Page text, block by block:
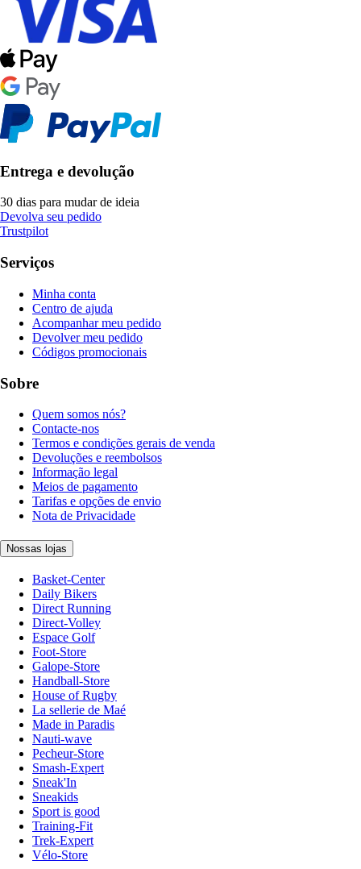
Entrega e devolução
30 dias para mudar de ideia
Devolva seu pedido
Trustpilot
Serviços
Minha conta
Centro de ajuda
Acompanhar meu pedido
Devolver meu pedido
Códigos promocionais
Sobre
Quem somos nós?
Contacte-nos
Termos e condições gerais de venda
Devoluções e reembolsos
Informação legal
Meios de pagamento
Tarifas e opções de envio
Nota de Privacidade
Nossas lojas
Basket-Center
Daily Bikers
Direct Running
Direct-Volley
Espace Golf
Foot-Store
Galope-Store
Handball-Store
House of Rugby
La sellerie de Maé
Made in Paradis
Nauti-wave
Pecheur-Store
Smash-Expert
Sneak'In
Sneakids
Sport is good
Training-Fit
Trek-Expert
Vélo-Store